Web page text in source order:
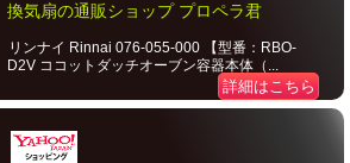
換気扇の通販ショップ プロペラ君
リンナイ Rinnai 076-055-000 【型番：RBO-
D2V ココットダッチオーブン容器本体（...
詳細はこちら